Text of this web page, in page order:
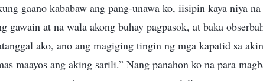
gaano kababaw ang pang-unawa ko, iisipin kaya niya
gawain at na wala akong buhay pagpasok, at baka
ako, ano ang magiging tingin ng mga kapatid sa
maayos ang aking sarili.” Nang panahon ko na para